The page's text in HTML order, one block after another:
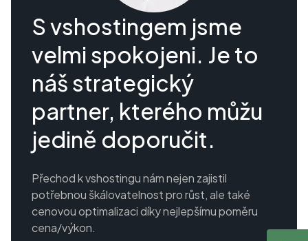
S vshostingem jsme
velmi spokojeni. Je to
náš strategický
partner, kterého můžu
jedině doporučit.
Přechod k vshostingu nám nejen zajistil
potřebnou škálovatelnost pro růst, ale také
cenovou optimalizaci díky nejlepšímu poměru
cena/výkon.